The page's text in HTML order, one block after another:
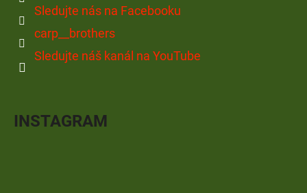
Sledujte nás na Facebooku
carp__brothers
Sledujte náš kanál na YouTube
INSTAGRAM